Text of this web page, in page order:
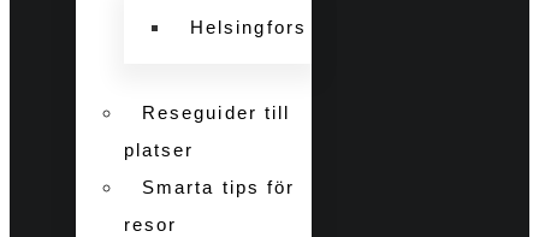
Helsingfors
Reseguider till
platser
Smarta tips för
resor